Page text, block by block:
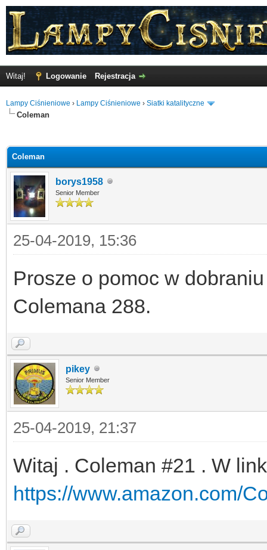
Witaj! Logowanie Rejestracja
Lampy Ciśnieniowe › Lampy Ciśnieniowe › Siatki katalityczne
Coleman
Coleman
borys1958
Senior Member
25-04-2019, 15:36
Prosze o pomoc w
Colemana 288.
pikey
Senior Member
25-04-2019, 21:37
Witaj . Coleman #21 . W
https://www.amazon.com/